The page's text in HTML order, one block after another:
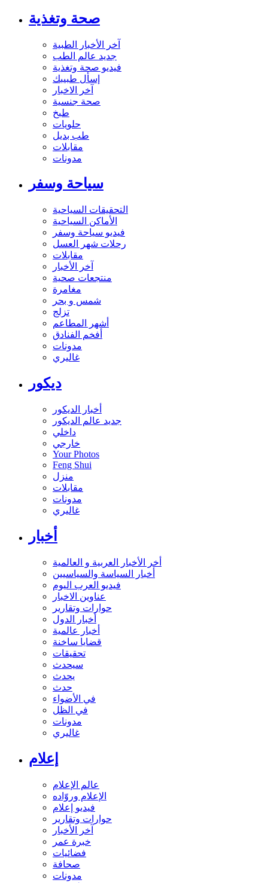
صحة وتغذية
آخر الأخبار الطبية
جديد عالم الطب
فيديو صحة وتغذية
إسأل طبيبك
آخر الاخبار
صحة جنسية
طبخ
حلويات
طب بديل
مقابلات
مدونات
سياحة وسفر
التحقيقات السياحية
الأماكن السياحية
فيديو سياحة وسفر
رحلات شهر العسل
مقابلات
آخر الأخبار
منتجعات صحية
مغامرة
شمس و بحر
تزلج
أشهر المطاعم
أفخم الفنادق
مدونات
غاليري
ديكور
أخبار الديكور
جديد عالم الديكور
داخلي
خارجي
Your Photos
Feng Shui
منزل
مقابلات
مدونات
غاليري
أخبار
أخر الأخبار العربية و العالمية
أخبار السياسة والسياسيين
فيديو العرب اليوم
عناوين الاخبار
حوارات وتقارير
أخبار الدول
أخبار عالمية
قضايا ساخنة
تحقيقات
سيحدث
يحدث
حدث
في الأضواء
في الظل
مدونات
غاليري
إعلام
عالم الإعلام
الإعلام وروّاده
فيديو إعلام
حوارات وتقارير
آخر الأخبار
خبرة عمر
فضائيات
صحافة
مدونات